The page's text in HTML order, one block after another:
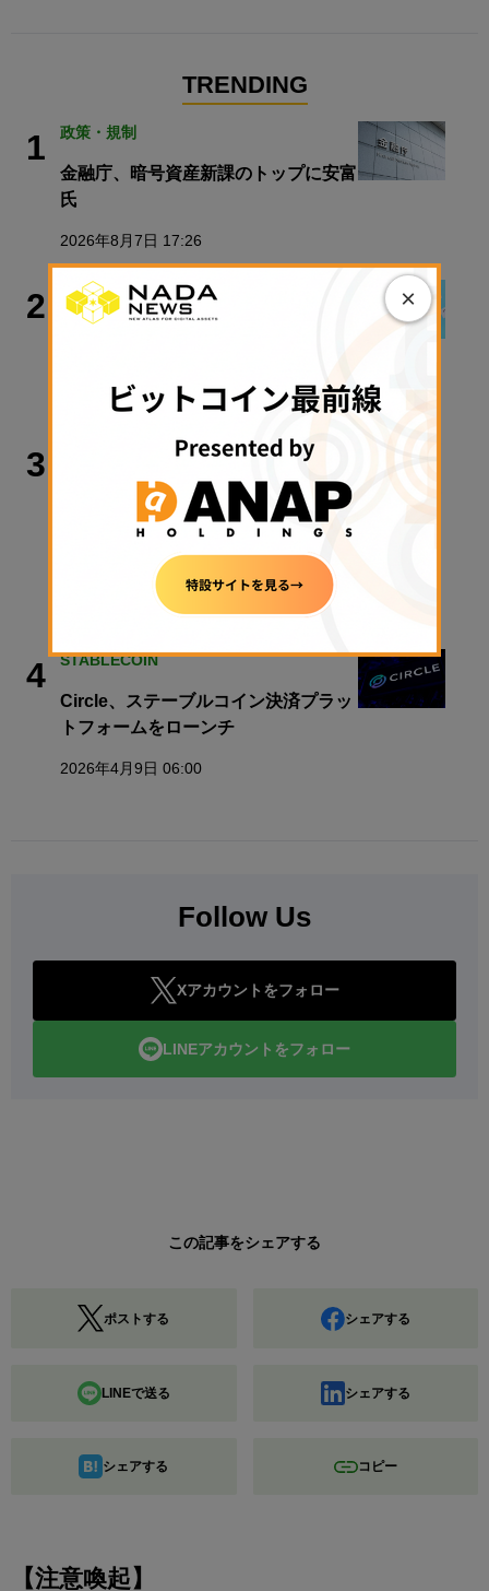
TRENDING
1 政策・規制
金融庁、暗号資産新課のトップに安富
氏
2026年8月7日 17:26
2 連載
2026年8月8日 08:00
3
暗号資産20％分離課税は2028年1月か
ら──井林たつのり議員が語る「日本
版ビットコインETF」と税制改正の先
【エックスウィン】
2026年8月8日 06:00
4 STABLECOIN
Circle、ステーブルコイン決済プラッ
トフォームをローンチ
2026年4月9日 06:00
Follow Us
Xアカウントをフォロー
LINEアカウントをフォロー
この記事をシェアする
ポストする シェアする
LINEで送る シェアする
シェアする コピー
【注意喚起】
×